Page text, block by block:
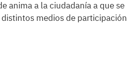
anima a la ciudadanía a que se
medios de participación